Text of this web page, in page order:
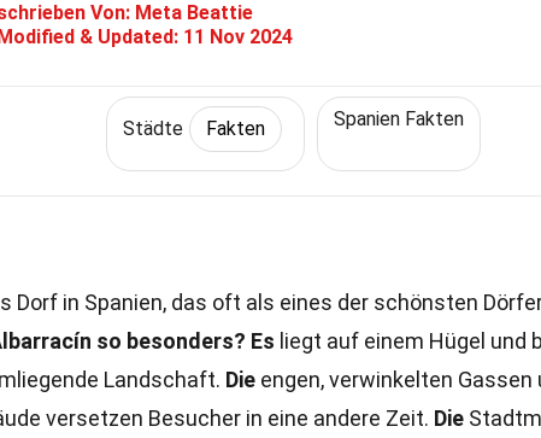
Von: Meta Beattie
& Updated: 11 Nov 2024
Städte Fakten Spanien Fakten
Dorf in Spanien, das oft als eines der schönsten
so besonders? Es liegt auf einem Hügel und
Landschaft. Die engen, verwinkelten Gassen
versetzen Besucher in eine andere Zeit. Die